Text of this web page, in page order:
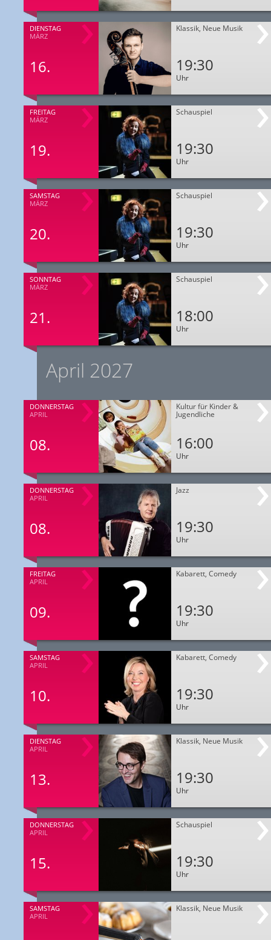
DIENSTAG
MÄRZ
16.
Klassik, Neue Musik
19:30
Uhr
FREITAG
MÄRZ
19.
Schauspiel
19:30
Uhr
SAMSTAG
MÄRZ
20.
Schauspiel
19:30
Uhr
SONNTAG
MÄRZ
21.
Schauspiel
18:00
Uhr
April 2027
DONNERSTAG
APRIL
08.
Kultur für Kinder &
Jugendliche
16:00
Uhr
DONNERSTAG
APRIL
08.
Jazz
19:30
Uhr
FREITAG
APRIL
09.
Kabarett, Comedy
19:30
Uhr
SAMSTAG
APRIL
10.
Kabarett, Comedy
19:30
Uhr
DIENSTAG
APRIL
13.
Klassik, Neue Musik
19:30
Uhr
DONNERSTAG
APRIL
15.
Schauspiel
19:30
Uhr
SAMSTAG
APRIL
Klassik, Neue Musik